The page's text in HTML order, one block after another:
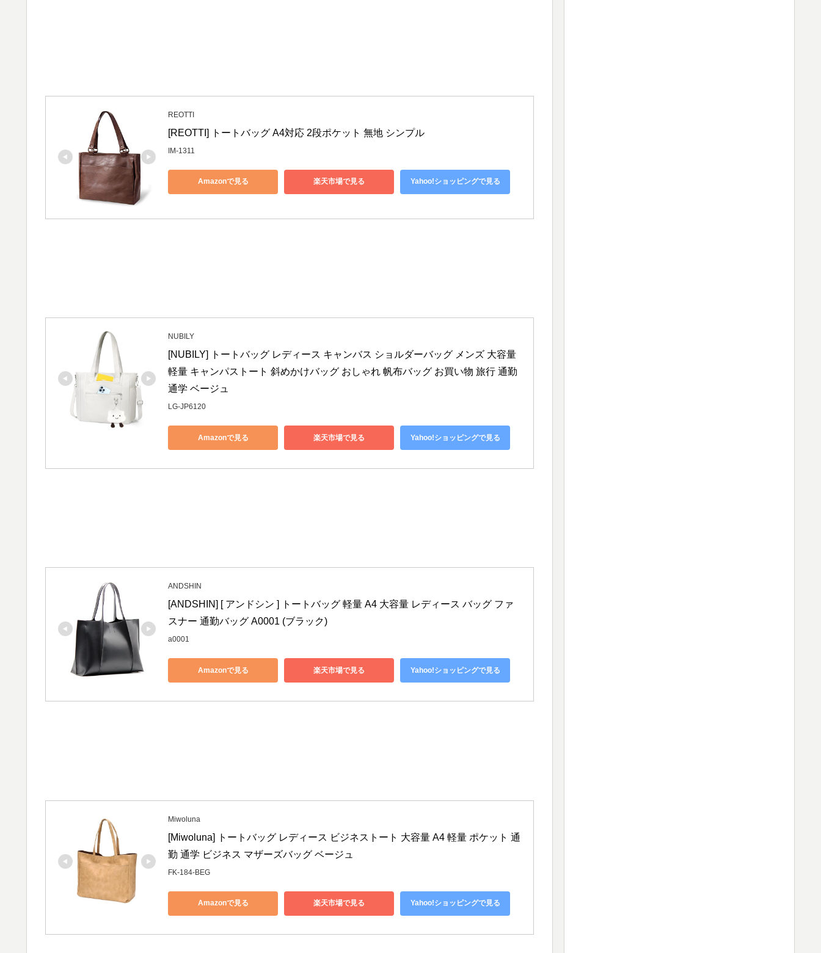
REOTTI
[REOTTI] トートバッグ A4対応 2段ポケット 無地 シンプル
IM-1311
Amazonで見る 楽天市場で見る Yahoo!ショッピングで見る
NUBILY
[NUBILY] トートバッグ レディース キャンバス ショルダーバッグ メンズ 大容量
軽量 キャンパストート 斜めかけバッグ おしゃれ 帆布バッグ お買い物 旅行 通勤
通学 ベージュ
LG-JP6120
Amazonで見る 楽天市場で見る Yahoo!ショッピングで見る
ANDSHIN
[ANDSHIN] [ アンドシン ] トートバッグ 軽量 A4 大容量 レディース バッグ ファ
スナー 通勤バッグ A0001 (ブラック)
a0001
Amazonで見る 楽天市場で見る Yahoo!ショッピングで見る
Miwoluna
[Miwoluna] トートバッグ レディース ビジネストート 大容量 A4 軽量 ポケット 通
勤 通学 ビジネス マザーズバッグ ベージュ
FK-184-BEG
Amazonで見る 楽天市場で見る Yahoo!ショッピングで見る